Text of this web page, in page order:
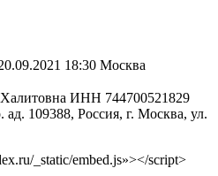
18:30 Москва
ИНН 744700521829
109388, Россия, г. Москва, ул.
_static/embed.js»></script>